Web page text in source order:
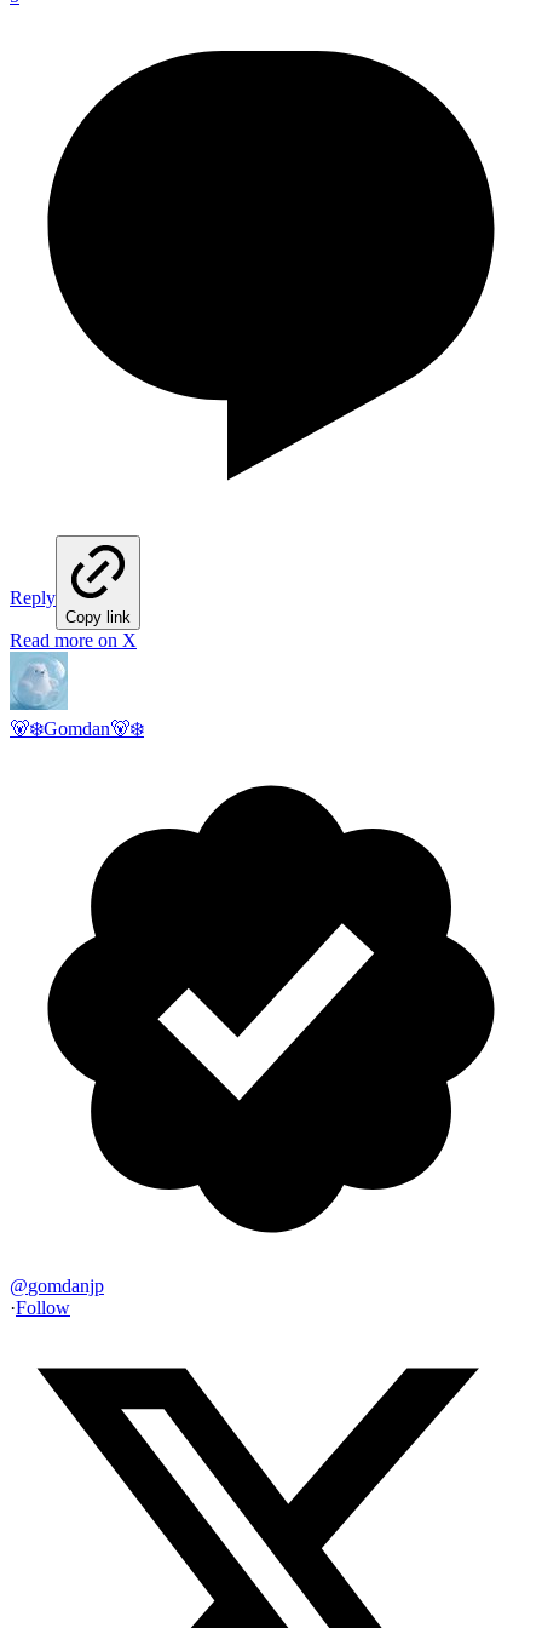
Reply
Copy link
Read more on X
🐻‍❄️Gomdan🐻‍❄️
@gomdanjp
·Follow